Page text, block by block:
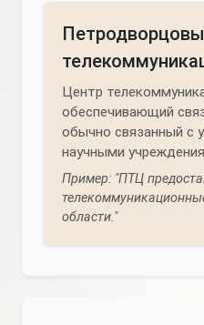
Центр
обеспечивающий
обычно связанный с
научными
Пример: "ПТЦ
области."